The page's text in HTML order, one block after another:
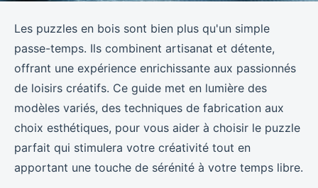
Les puzzles en bois sont bien plus qu'un simple
passe-temps. Ils combinent artisanat et détente,
offrant une expérience enrichissante aux passionnés
de loisirs créatifs. Ce guide met en lumière des
modèles variés, des techniques de fabrication aux
choix esthétiques, pour vous aider à choisir le puzzle
parfait qui stimulera votre créativité tout en
apportant une touche de sérénité à votre temps libre.